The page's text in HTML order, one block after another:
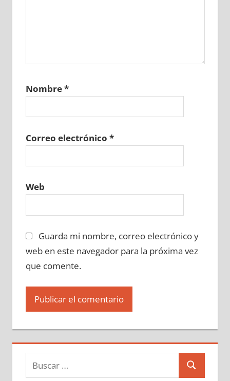
Nombre*
Correo electrónico *
Web
Guarda mi nombre, correo electrónico y
web en este navegador para la próxima vez
que comente.
Buscar